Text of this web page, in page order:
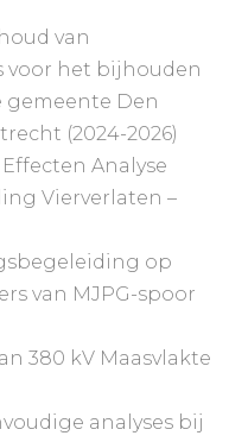
van
voor het bijhouden
Den
(2024-2026)
Analyse
Vierverlaten –
op
van MJPG-spoor
380 kV Maasvlakte
analyses bij